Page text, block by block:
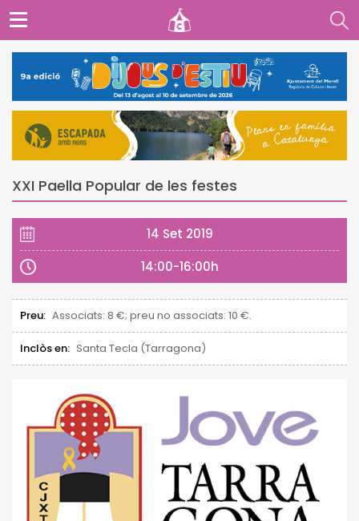
XXI Paella Popular de les festes
14 Set 2019
14:00-16:00h
Preu: Associats: 8 €; preu no associats: 10 €.
Inclòs en: Santa Tecla (Tarragona)